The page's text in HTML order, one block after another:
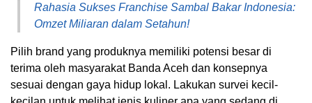
Rahasia Sukses Franchise Sambal Bakar Indonesia:
Omzet Miliaran dalam Setahun!
Pilih brand yang produknya memiliki potensi besar di
terima oleh masyarakat Banda Aceh dan konsepnya
sesuai dengan gaya hidup lokal. Lakukan survei kecil-